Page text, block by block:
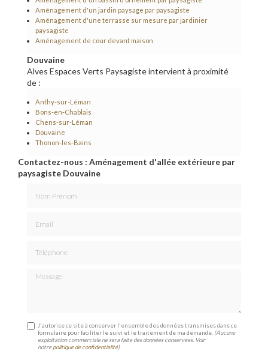
Aménagement d'un jardin paysage par paysagiste
Aménagement d'une terrasse sur mesure par jardinier
paysagiste
Aménagement de cour devant maison
Douvaine
Alves Espaces Verts Paysagiste intervient à proximité
de :
Anthy-sur-Léman
Bons-en-Chablais
Chens-sur-Léman
Douvaine
Thonon-les-Bains
Contactez-nous : Aménagement d'allée extérieure par
paysagiste Douvaine
Message
J'autorise ce site à conserver l'ensemble des données transmises dans ce
formulaire pour faciliter le suivi et le traitement de ma demande. (Aucune
exploitation commerciale ne sera faite des données conservées. Voir
notrepolitique de confidentialité)